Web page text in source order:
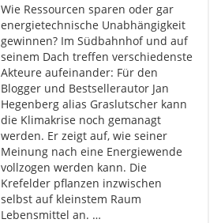
Wie Ressourcen sparen oder gar
energietechnische Unabhängigkeit
gewinnen? Im Südbahnhof und auf
seinem Dach treffen verschiedenste
Akteure aufeinander: Für den
Blogger und Bestsellerautor Jan
Hegenberg alias Graslutscher kann
die Klimakrise noch gemanagt
werden. Er zeigt auf, wie seiner
Meinung nach eine Energiewende
vollzogen werden kann. Die
Krefelder pflanzen inzwischen
selbst auf kleinstem Raum
Lebensmittel an. …